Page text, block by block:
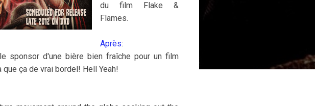
du film Flake &
Flames.
Après:
sponsor d'une bière bien fraîche pour un film
ça de vrai bordel! Hell Yeah!